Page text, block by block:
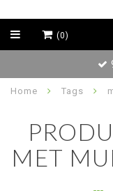
(0)
Home Tags
MET